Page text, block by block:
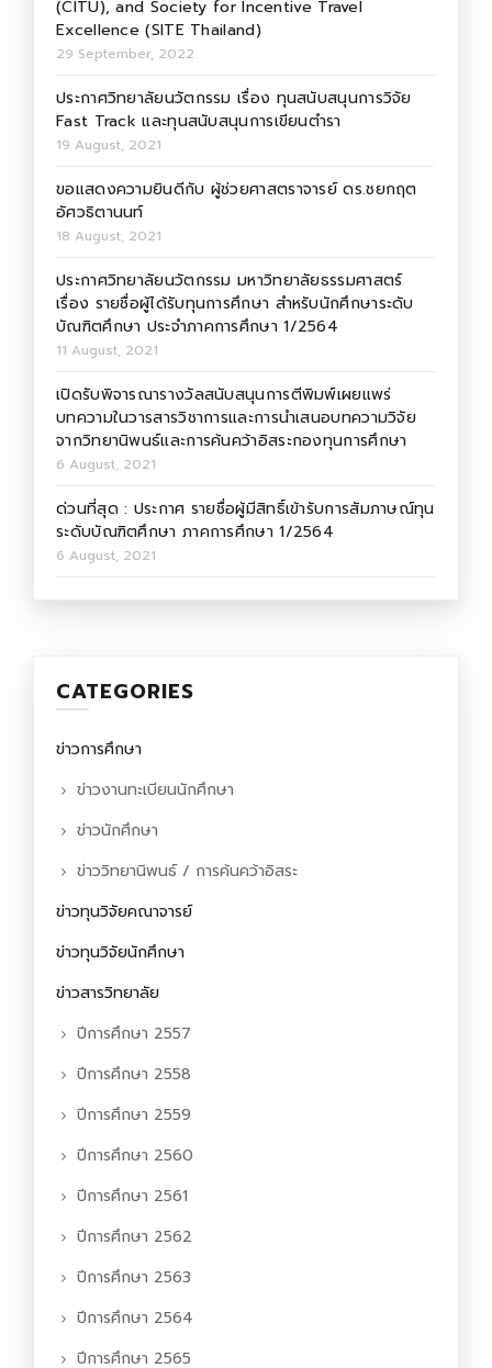
(CITU), and Society for Incentive Travel
Excellence (SITE Thailand)
29 September, 2022
ประกาศวิทยาลัยนวัตกรรม เรื่อง ทุนสนับสนุนการวิจัย
Fast Track และทุนสนับสนุนการเขียนตำรา
19 August, 2021
ขอแสดงความยินดีกับ ผู้ช่วยศาสตราจารย์ ดร.ชยกฤต
อัศวธิตานนท์
18 August, 2021
ประกาศวิทยาลัยนวัตกรรม มหาวิทยาลัยธรรมศาสตร์
เรื่อง รายชื่อผู้ได้รับทุนการศึกษา สำหรับนักศึกษาระดับ
บัณฑิตศึกษา ประจำภาคการศึกษา 1/2564
11 August, 2021
เปิดรับพิจารณารางวัลสนับสนุนการตีพิมพ์เผยแพร่
บทความในวารสารวิชาการและการนำเสนอบทความวิจัย
จากวิทยานิพนธ์และการค้นคว้าอิสระกองทุนการศึกษา
6 August, 2021
ด่วนที่สุด : ประกาศ รายชื่อผู้มีสิทธิ์เข้ารับการสัมภาษณ์ทุน
ระดับบัณฑิตศึกษา ภาคการศึกษา 1/2564
6 August, 2021
CATEGORIES
ข่าวการศึกษา
ข่าวงานทะเบียนนักศึกษา
ข่าวนักศึกษา
ข่าววิทยานิพนธ์ / การค้นคว้าอิสระ
ข่าวทุนวิจัยคณาจารย์
ข่าวทุนวิจัยนักศึกษา
ข่าวสารวิทยาลัย
ปีการศึกษา 2557
ปีการศึกษา 2558
ปีการศึกษา 2559
ปีการศึกษา 2560
ปีการศึกษา 2561
ปีการศึกษา 2562
ปีการศึกษา 2563
ปีการศึกษา 2564
ปีการศึกษา 2565